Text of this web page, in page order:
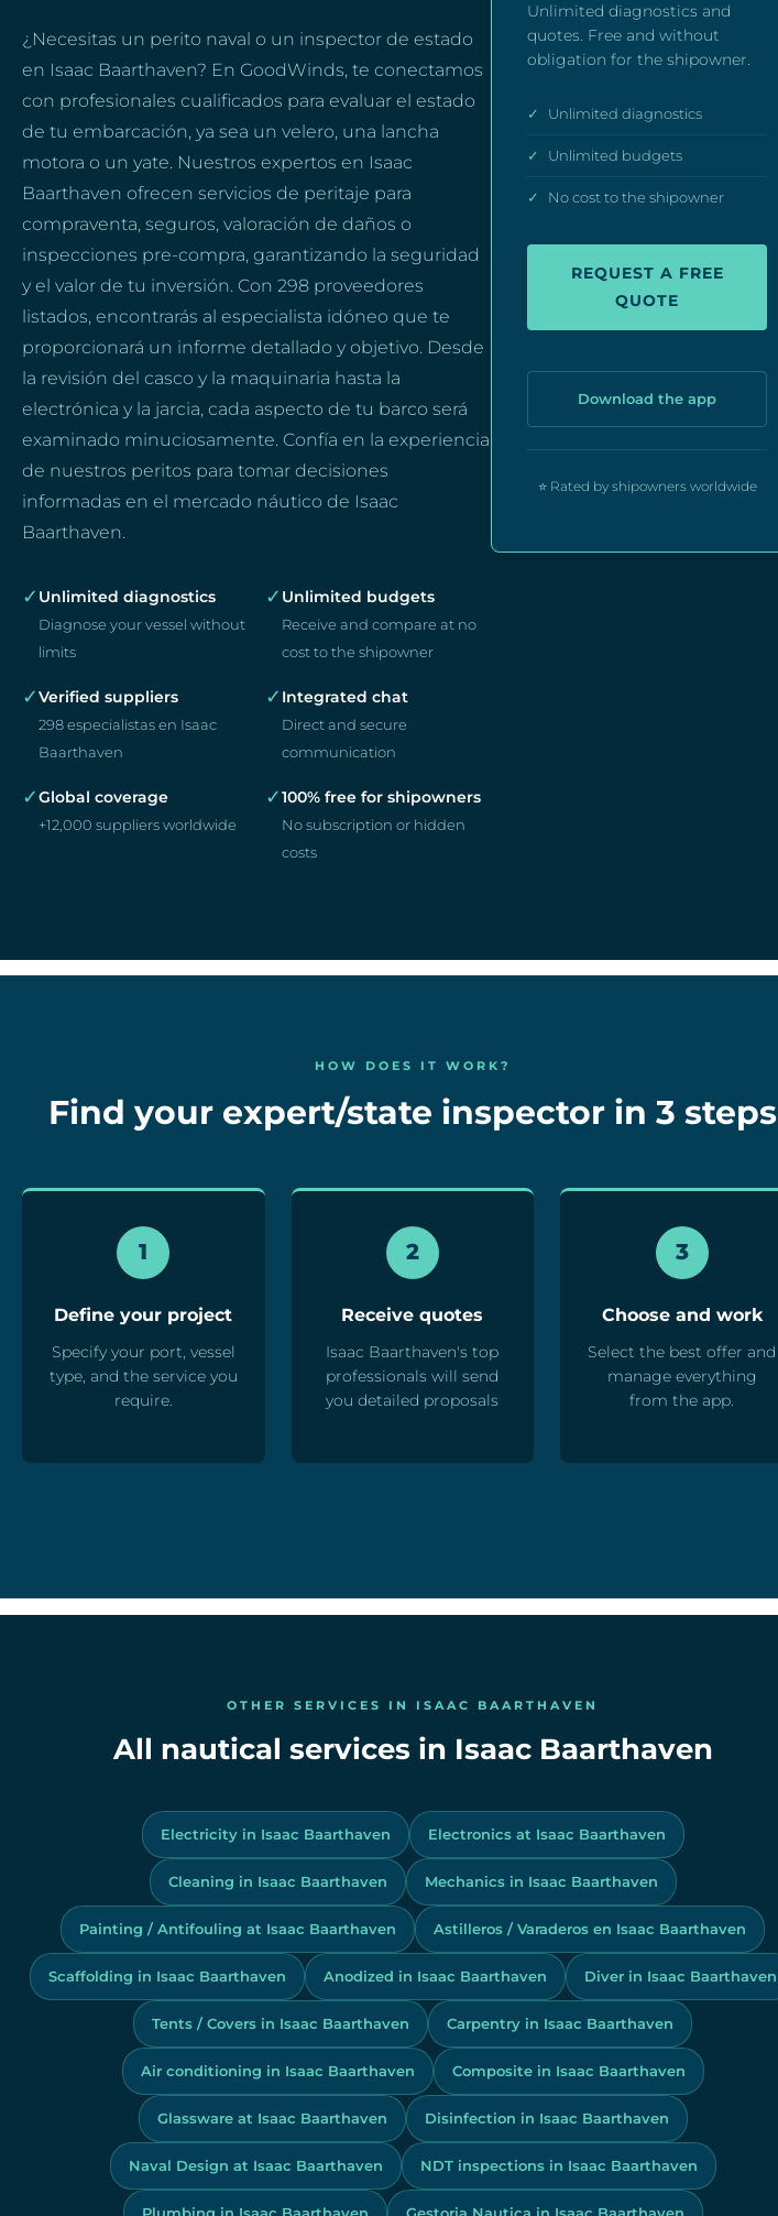
¿Necesitas un perito naval o un inspector de estado
en Isaac Baarthaven? En GoodWinds, te conectamos
con profesionales cualificados para evaluar el estado
de tu embarcación, ya sea un velero, una lancha
motora o un yate. Nuestros expertos en Isaac
Baarthaven ofrecen servicios de peritaje para
compraventa, seguros, valoración de daños o
inspecciones pre-compra, garantizando la seguridad
y el valor de tu inversión. Con 298 proveedores
listados, encontrarás al especialista idóneo que te
proporcionará un informe detallado y objetivo. Desde
la revisión del casco y la maquinaria hasta la
electrónica y la jarcia, cada aspecto de tu barco será
examinado minuciosamente. Confía en la experiencia
de nuestros peritos para tomar decisiones
informadas en el mercado náutico de Isaac
Baarthaven.
✓ Unlimited diagnostics
Diagnose your vessel without
limits
✓ Unlimited budgets
Receive and compare at no
cost to the shipowner
✓Verified suppliers
298 especialistas en Isaac
Baarthaven
✓ Integrated chat
Direct and secure
communication
✓Global coverage
+12,000 suppliers worldwide
✓100% free for shipowners
No subscription or hidden
costs
Unlimited diagnostics and
quotes. Free and without
obligation for the shipowner.
✓ Unlimited diagnostics
✓ Unlimited budgets
✓ No cost to the shipowner
REQUEST A FREE
QUOTE
Download the app
⭐ Rated by shipowners worldwide
HOW DOES IT WORK?
Find your expert/state inspector in 3 steps
1
Define your project
Specify your port, vessel
type, and the service you
require.
2
Receive quotes
Isaac Baarthaven's top
professionals will send
you detailed proposals
3
Choose and work
Select the best offer and
manage everything
from the app.
OTHER SERVICES IN ISAAC BAARTHAVEN
All nautical services in Isaac Baarthaven
Electricity in Isaac Baarthaven Electronics at Isaac Baarthaven
Cleaning in Isaac Baarthaven Mechanics in Isaac Baarthaven
Painting / Antifouling at Isaac Baarthaven Astilleros / Varaderos en Isaac Baarthaven
Scaffolding in Isaac Baarthaven Anodized in Isaac Baarthaven Diver in Isaac Baarthaven
Tents / Covers in Isaac Baarthaven Carpentry in Isaac Baarthaven
Air conditioning in Isaac Baarthaven Composite in Isaac Baarthaven
Glassware at Isaac Baarthaven Disinfection in Isaac Baarthaven
Naval Design at Isaac Baarthaven NDT inspections in Isaac Baarthaven
Plumbing in Isaac Baarthaven Gestoria Nautica in Isaac Baarthaven